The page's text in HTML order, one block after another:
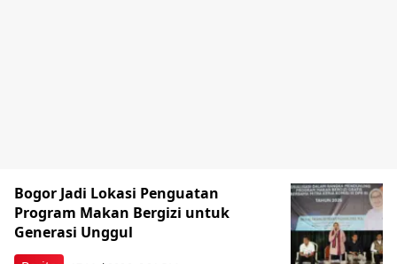
Bogor Jadi Lokasi Penguatan
Program Makan Bergizi untuk
Generasi Unggul